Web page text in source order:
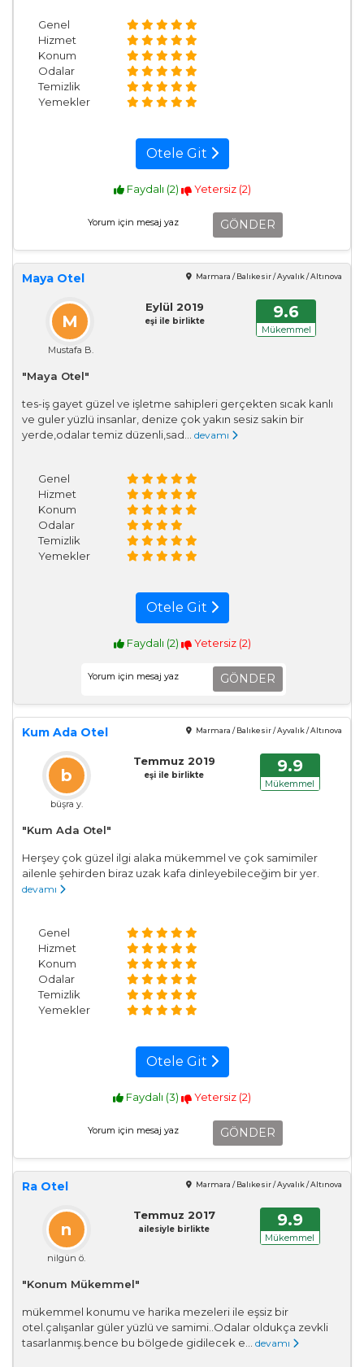
Genel
Hizmet
Konum
Odalar
Temizlik
Yemekler
Otele Git
Faydalı (2) Yetersiz (2)
GÖNDER
Maya Otel Marmara / Balıkesir / Ayvalık / Altınova
M
Mustafa B.
Eylül 2019
eşi ile birlikte 9.6
Mükemmel
"Maya Otel"
tes-iş gayet güzel ve işletme sahipleri gerçekten sıcak kanlı
ve guler yüzlü insanlar, denize çok yakın sesiz sakin bir
yerde,odalar temiz düzenli,sad... devamı
Genel
Hizmet
Konum
Odalar
Temizlik
Yemekler
Otele Git
Faydalı (2) Yetersiz (2)
GÖNDER
Kum Ada Otel Marmara / Balıkesir / Ayvalık / Altınova
b
büşra y.
Temmuz 2019
eşi ile birlikte 9.9
Mükemmel
"Kum Ada Otel"
Herşey çok güzel ilgi alaka mükemmel ve çok samimiler
ailenle şehirden biraz uzak kafa dinleyebileceğim bir yer.
devamı
Genel
Hizmet
Konum
Odalar
Temizlik
Yemekler
Otele Git
Faydalı (3) Yetersiz (2)
GÖNDER
Ra Otel Marmara / Balıkesir / Ayvalık / Altınova
n
nilgün ö.
Temmuz 2017
ailesiyle birlikte 9.9
Mükemmel
"Konum Mükemmel"
mükemmel konumu ve harika mezeleri ile eşsiz bir
otel.çalışanlar güler yüzlü ve samimi..Odalar oldukça zevkli
tasarlanmış.bence bu bölgede gidilecek e... devamı